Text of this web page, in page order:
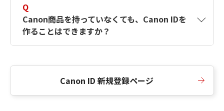
Q
Canon商品を持っていなくても、Canon IDを
作ることはできますか？
Canon ID 新規登録ページ